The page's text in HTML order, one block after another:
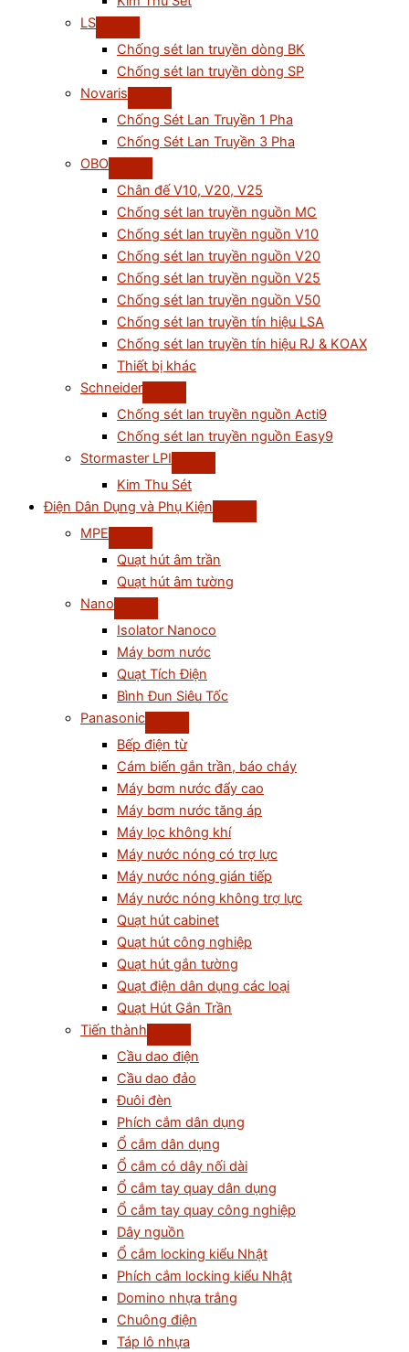
LS
Chống sét lan truyền dòng BK
Chống sét lan truyền dòng SP
Novaris
Chống Sét Lan Truyền 1 Pha
Chống Sét Lan Truyền 3 Pha
OBO
Chân đế V10, V20, V25
Chống sét lan truyền nguồn MC
Chống sét lan truyền nguồn V10
Chống sét lan truyền nguồn V20
Chống sét lan truyền nguồn V25
Chống sét lan truyền nguồn V50
Chống sét lan truyền tín hiệu LSA
Chống sét lan truyền tín hiệu RJ & KOAX
Thiết bị khác
Schneider
Chống sét lan truyền nguồn Acti9
Chống sét lan truyền nguồn Easy9
Stormaster LPI
Kim Thu Sét
Điện Dân Dụng và Phụ Kiện
MPE
Quạt hút âm trần
Quạt hút âm tường
Nano
Isolator Nanoco
Máy bơm nước
Quạt Tích Điện
Bình Đun Siêu Tốc
Panasonic
Bếp điện từ
Cám biến gắn trần, báo cháy
Máy bơm nước đẩy cao
Máy bơm nước tăng áp
Máy lọc không khí
Máy nước nóng có trợ lực
Máy nước nóng gián tiếp
Máy nước nóng không trợ lực
Quạt hút cabinet
Quạt hút công nghiệp
Quạt hút gắn tường
Quạt điện dân dụng các loại
Quạt Hút Gắn Trần
Tiến thành
Cầu dao điện
Cầu dao đảo
Đuôi đèn
Phích cắm dân dụng
Ổ cắm dân dụng
Ổ cắm có dây nối dài
Ổ cắm tay quay dân dụng
Ổ cắm tay quay công nghiệp
Dây nguồn
Ổ cắm locking kiểu Nhật
Phích cắm locking kiểu Nhật
Domino nhựa trắng
Chuông điện
Táp lô nhựa